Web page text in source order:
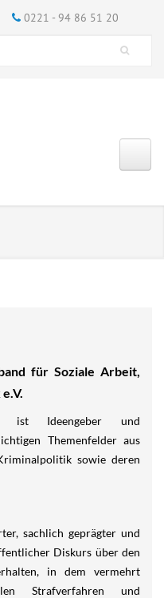
0221 - 94 86 51 20
für Soziale Arbeit,
ist Ideengeber und
Themenfelder aus
sowie deren
sachlich geprägter und
Diskurs über den
in dem vermehrt
Strafverfahren und